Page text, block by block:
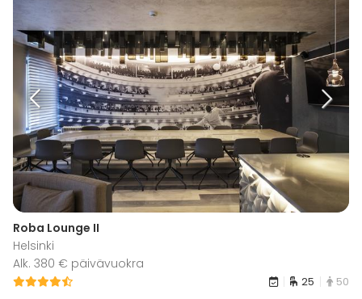
Roba Lounge II
Helsinki
Alk. 380 € päivävuokra
25 50